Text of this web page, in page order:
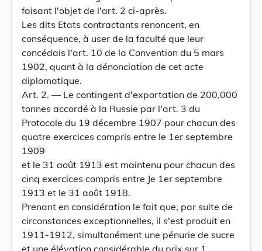
faisant l'objet de l'art. 2 ci-après.
Les dits Etats contractants renoncent, en
conséquence, à user de la faculté que leur
concédais l'art. 10 de la Convention du 5 mars
1902, quant à la dénonciation de cet acte
diplomatique.
Art. 2. — Le contingent d'exportation de 200,000
tonnes accordé à la Russie par l'art. 3 du
Protocole du 19 décembre 1907 pour chacun des
quatre exercices compris entre le 1er septembre
1909
et le 31 août 1913 est maintenu pour chacun des
cinq exercices compris entre Je 1er septembre
1913 et le 31 août 1918.
Prenant en considération le fait que, par suite de
circonstances exceptionnelles, il s'est produit en
1911-1912, simultanément une pénurie de sucre
et une élévation considérable du prix sur 1